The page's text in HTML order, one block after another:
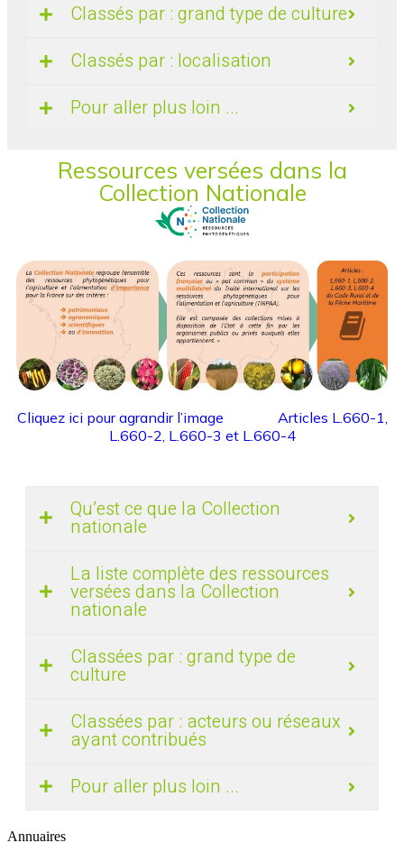
Classés par : grand type de culture
Classés par : localisation
Pour aller plus loin ...
Ressources versées dans la
Collection Nationale
Cliquez ici pour agrandir l’image
Articles L.660-1,
L.660-2, L.660-3 et L.660-4
Qu’est ce que la Collection
nationale
La liste complète des ressources
versées dans la Collection
nationale
Classées par : grand type de
culture
Classées par : acteurs ou réseaux
ayant contribués
Pour aller plus loin ...
Annuaires